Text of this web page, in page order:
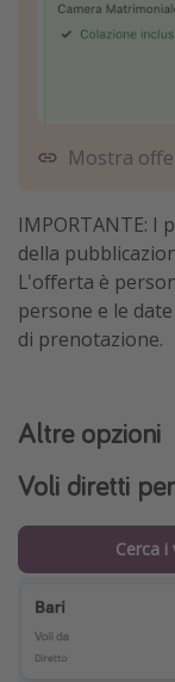
Mostra
IMPORTANTE: I
della
L'offerta è
persone e le
di prenotazione.
Altre opzioni
Voli diretti
Cerca